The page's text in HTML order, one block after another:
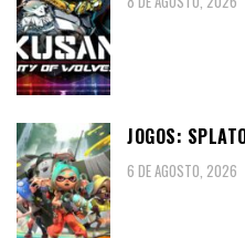
JOGOS:
6 DE AGOSTO, 2026